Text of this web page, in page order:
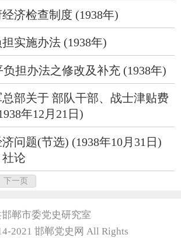
济检查制度 (1938年)
实施办法 (1938年)
担办法之修改及补充 (1938年)
部关于 部队干部、战士津贴费
年12月21日)
问题(节选) (1938年10月31日)
社论
下一页
郸市委党史研究室
2021 邯郸党史网 All Rights